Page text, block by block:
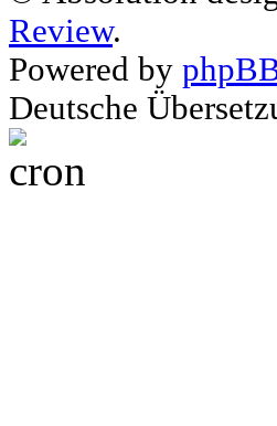
Review.
Powered by
Deutsche